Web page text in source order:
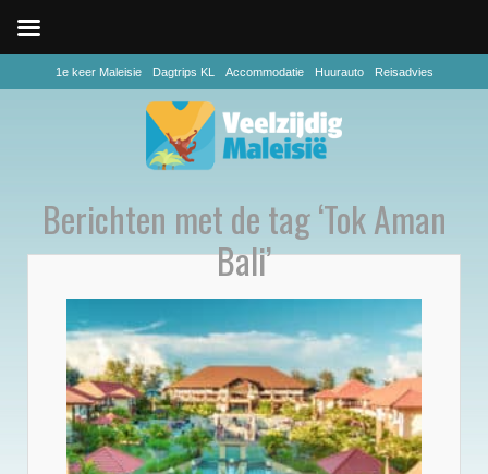
1e keer Maleisie Dagtrips KL Accommodatie Huurauto Reisadvies
Berichten met de tag ‘Tok Aman
Bali’